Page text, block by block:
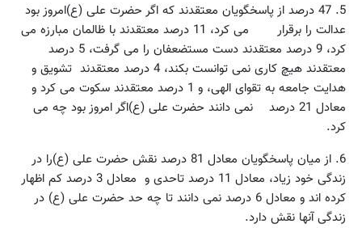
5. 47 درصد از پاسخگویان معتقدند که اگر حضرت علی (ع)امروز بود
عدالت را برقرار می کرد، 11 درصد معتقدند با ظالمان مبارزه می
کرد،‌ 9 درصد معتقدند دست مستضعفان را می گرفت،‌ 5 درصد
معتقدند هیچ کاری نمی توانست بکند،‌ 4 درصد معتقدند تشویق و
هدایت جامعه به تقوای الهی، و 1 درصد معتقدند سکوت می کرد و
معادل 21 درصد نمی دانند حضرت علی (ع)اگر امروز بود چه می
کرد.
6. از میان پاسخگویان معادل 81 درصد نقش حضرت علی (ع)را در
زندگی خود زیاد،‌ معادل 11 درصد تاحدی و معادل 3 درصد کم اظهار
کرده اند و معادل 6 درصد نمی دانند تا چه حد حضرت علی (ع) در
زندگی آنها نقش دارد.